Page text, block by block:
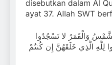
disebutkan dalam Al
ayat 37. Allah SWT
وَالْقَمَرُ لا تَسْجُدُوا
لِلَّهِ الَّذِي خَلَقَهُنَّ إِن كُنتُمْ